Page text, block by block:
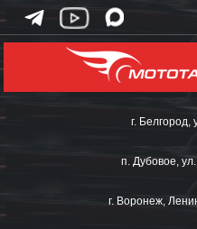
г. Белгород,
п. Дубовое,
г. Воронеж,